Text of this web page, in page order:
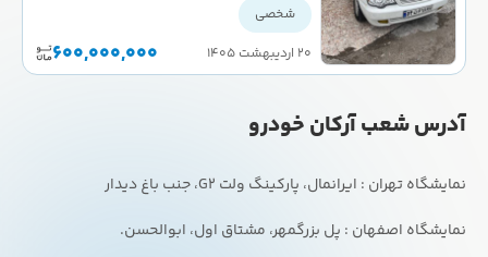
شخصی
۲۰ اردیبهشت ۱۴۰۵
600,000,000
آدرس شعب آرکان خودرو
نمایشگاه اصفهان : پل بزرگمهر، مشتاق اول، ابوالحسن.